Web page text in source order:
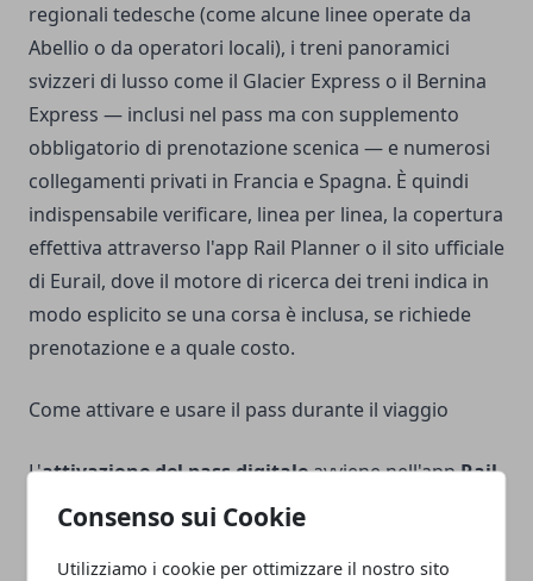
Consenso sui Cookie
Utilizziamo i cookie per ottimizzare il nostro sito
regionali tedesche (come alcune linee operate da
Abellio o da operatori locali), i treni panoramici
svizzeri di lusso come il Glacier Express o il Bernina
Express — inclusi nel pass ma con supplemento
obbligatorio di prenotazione scenica — e numerosi
collegamenti privati in Francia e Spagna. È quindi
indispensabile verificare, linea per linea, la copertura
effettiva attraverso l'app Rail Planner o il sito ufficiale
di Eurail, dove il motore di ricerca dei treni indica in
modo esplicito se una corsa è inclusa, se richiede
prenotazione e a quale costo.
Come attivare e usare il pass durante il viaggio
L'attivazione del pass digitaleavviene nell'appRail
Planner
selezionando la data di inizio del viaggio;
né prolungato, e la data di inizio deve essere